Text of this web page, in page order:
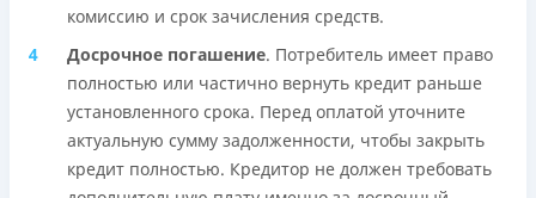
комиссию и срок зачисления средств.
Досрочное погашение. Потребитель имеет право
полностью или частично вернуть кредит раньше
установленного срока. Перед оплатой уточните
актуальную сумму задолженности, чтобы закрыть
кредит полностью. Кредитор не должен требовать